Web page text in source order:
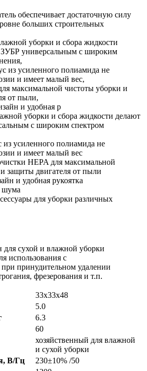
обеспечивает достаточную силу
больших строительных
уборки и сбора жидкости
ЗУБР универсальным с широким
из усиленного полиамида не
и имеет малый вес,
максимальной чистоты уборки и
от пыли,
и удобная р
уборки и сбора жидкости делают
с широким спектром
усиленного полиамида не
и имеет малый вес
HEPA для максимальной
защиты двигателя от пыли
и удобная рукоятка
шума
для уборки различных
для сухой и влажной уборки
использования с
принудительном удалении
фрезерования и т.п.
33x33x48
5.0
6.3
60
хозяйственный для влажной
и сухой уборки
В/Гц
230±10% /50